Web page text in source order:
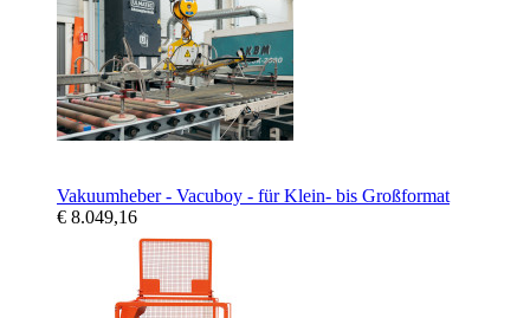
Vakuumheber - Vacuboy - für Klein- bis Großformat
€ 8.049,16